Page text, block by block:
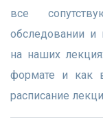
все
обследовании и
на наших
формате и как
расписание